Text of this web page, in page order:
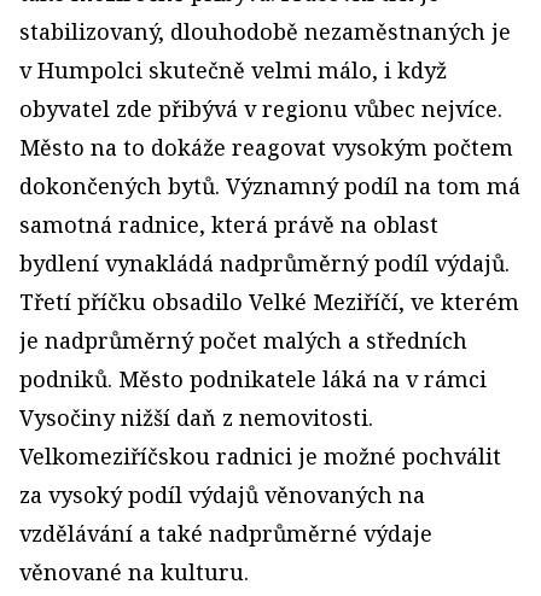
stabilizovaný, dlouhodobě nezaměstnaných je
v Humpolci skutečně velmi málo, i když
obyvatel zde přibývá v regionu vůbec nejvíce.
Město na to dokáže reagovat vysokým počtem
dokončených bytů. Významný podíl na tom má
samotná radnice, která právě na oblast
bydlení vynakládá nadprůměrný podíl výdajů.
Třetí příčku obsadilo Velké Meziříčí, ve kterém
je nadprůměrný počet malých a středních
podniků. Město podnikatele láká na v rámci
Vysočiny nižší daň z nemovitosti.
Velkomeziříčskou radnici je možné pochválit
za vysoký podíl výdajů věnovaných na
vzdělávání a také nadprůměrné výdaje
věnované na kulturu.